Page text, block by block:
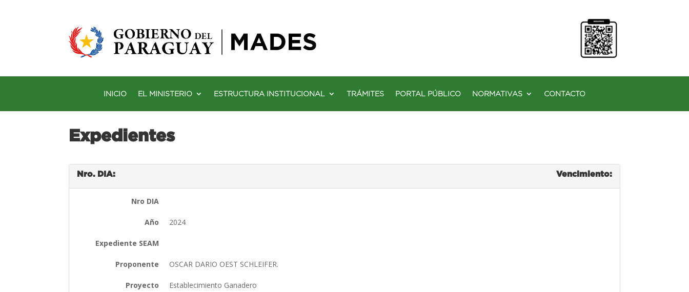
INICIO EL MINISTERIO ESTRUCTURA INSTITUCIONAL TRÁMITES PORTAL PÚBLICO NORMATIVAS CONTACTO
Expedientes
Nro. DIA: Vencimiento:
Nro DIA
Año 2024
Expediente SEAM
Proponente OSCAR DARIO OEST SCHLEIFER.
Proyecto Establecimiento Ganadero